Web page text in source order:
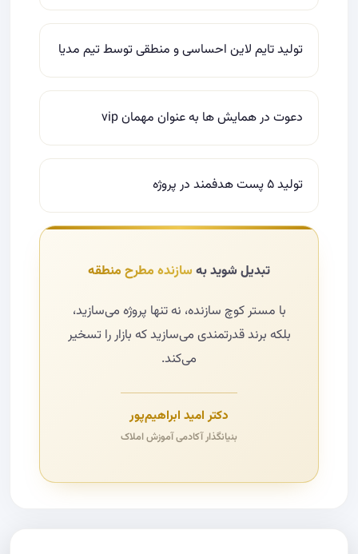
تولید تایم لاین احساسی و منطقی توسط تیم مدیا
دعوت در همایش ها به عنوان مهمان vip
تولید ۵ پست هدفمند در پروژه
تبدیل شوید به سازنده مطرح منطقه
با مستر کوچ سازنده، نه تنها پروژه می‌سازید،
بلکه برند قدرتمندی می‌سازید که بازار را تسخیر
می‌کند.
دکتر امید ابراهیم‌پور
بنیانگذار آکادمی آموزش املاک